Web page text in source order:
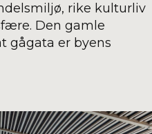
rike kulturliv
Den gamle
gågata er byens